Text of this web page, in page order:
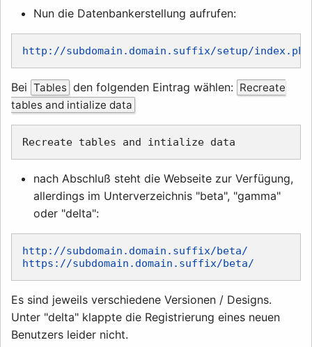
Nun die Datenbankerstellung aufrufen:
http://subdomain.domain.suffix/setup/index.php
Bei Tables den folgenden Eintrag wählen: Recreate
tables and intialize data
nach Abschluß steht die Webseite zur Verfügung,
allerdings im Unterverzeichnis "beta", "gamma"
oder "delta":
http://subdomain.domain.suffix/beta/
https://subdomain.domain.suffix/beta/
Es sind jeweils verschiedene Versionen / Designs.
Unter "delta" klappte die Registrierung eines neuen
Benutzers leider nicht.